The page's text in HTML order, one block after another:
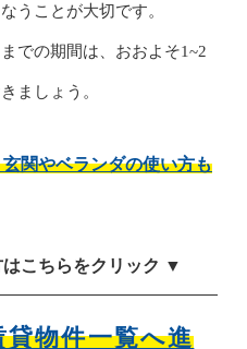
うことが大切です。
での期間は、おおよそ1~2
ましょう。
関やベランダの使い方も
こちらをクリック ▼
物件一覧へ進